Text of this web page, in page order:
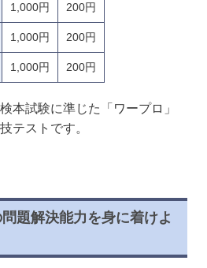
1,000円 200円
1,000円 200円
1,000円 200円
本試験に準じた「ワープロ」
テストです。
題解決能力を身に着けよ